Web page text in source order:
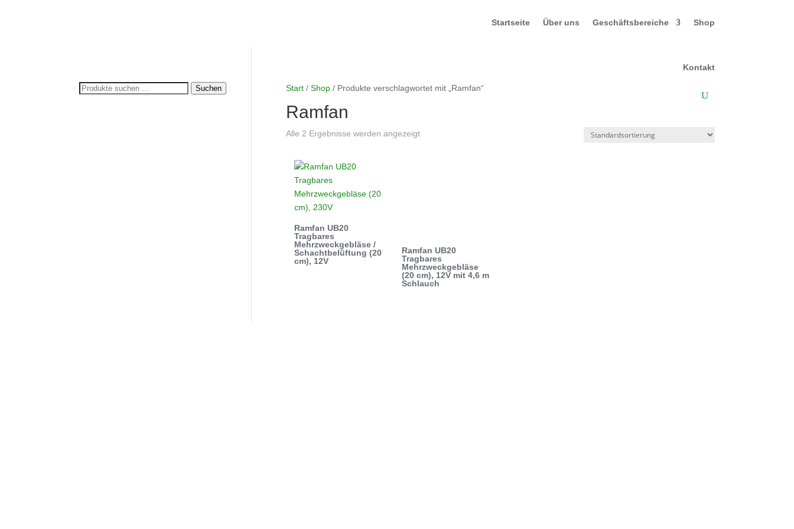
Startseite Über uns Geschäftsbereiche Shop
Kontakt
Start/ Shop/ Produkte verschlagwortet mit „Ramfan“
Ramfan
Alle 2 Ergebnisse werden angezeigt
Ramfan UB20
Tragbares
Mehrzweckgebläse /
Schachtbelüftung (20
cm), 12V
Ramfan UB20
Tragbares
Mehrzweckgebläse
(20 cm), 12V mit 4,6 m
Schlauch
Suchen
Suchen